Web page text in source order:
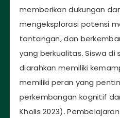
memberikan dukungan
mengeksplorasi potensi
tantangan, dan
yang berkualitas. Siswa di
diarahkan memiliki
memiliki peran yang
perkembangan kognitif
Kholis 2023).